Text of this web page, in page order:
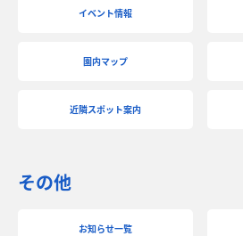
イベント情報
園内マップ
近隣スポット案内
その他
お知らせ一覧